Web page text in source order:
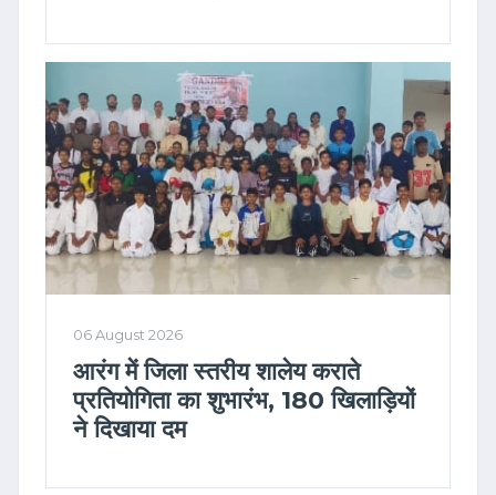
06 August 2026
आरंग में जिला स्तरीय शालेय कराते
प्रतियोगिता का शुभारंभ, 180 खिलाड़ियों
ने दिखाया दम